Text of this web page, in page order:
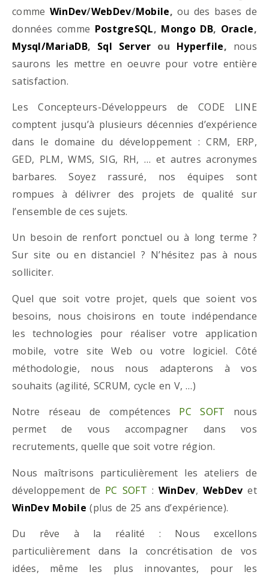
comme WinDev/WebDev/Mobile, ou des bases de
données comme PostgreSQL, Mongo DB, Oracle,
Mysql/MariaDB, Sql Server ou Hyperfile, nous
saurons les mettre en oeuvre pour votre entière
satisfaction.
Les Concepteurs-Développeurs de CODE LINE
comptent jusqu’à plusieurs décennies d’expérience
dans le domaine du développement : CRM, ERP,
GED, PLM, WMS, SIG, RH, … et autres acronymes
barbares. Soyez rassuré, nos équipes sont
rompues à délivrer des projets de qualité sur
l’ensemble de ces sujets.
Un besoin de renfort ponctuel ou à long terme ?
Sur site ou en distanciel ? N’hésitez pas à nous
solliciter.
Quel que soit votre projet, quels que soient vos
besoins, nous choisirons en toute indépendance
les technologies pour réaliser votre application
mobile, votre site Web ou votre logiciel. Côté
méthodologie, nous nous adapterons à vos
souhaits (agilité, SCRUM, cycle en V, …)
Notre réseau de compétences PC SOFT nous
permet de vous accompagner dans vos
recrutements, quelle que soit votre région.
Nous maîtrisons particulièrement les ateliers de
développement de PC SOFT : WinDev, WebDev et
WinDev Mobile (plus de 25 ans d’expérience).
Du rêve à la réalité : Nous excellons
particulièrement dans la concrétisation de vos
idées, même les plus innovantes, pour les